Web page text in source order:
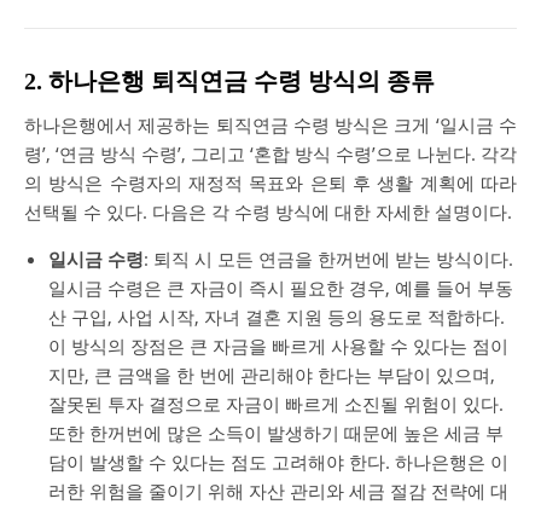
2. 하나은행 퇴직연금 수령 방식의 종류
하나은행에서 제공하는 퇴직연금 수령 방식은 크게 ‘일시금 수
령’, ‘연금 방식 수령’, 그리고 ‘혼합 방식 수령’으로 나뉜다. 각각
의 방식은 수령자의 재정적 목표와 은퇴 후 생활 계획에 따라
선택될 수 있다. 다음은 각 수령 방식에 대한 자세한 설명이다.
일시금 수령: 퇴직 시 모든 연금을 한꺼번에 받는 방식이다.
일시금 수령은 큰 자금이 즉시 필요한 경우, 예를 들어 부동
산 구입, 사업 시작, 자녀 결혼 지원 등의 용도로 적합하다.
이 방식의 장점은 큰 자금을 빠르게 사용할 수 있다는 점이
지만, 큰 금액을 한 번에 관리해야 한다는 부담이 있으며,
잘못된 투자 결정으로 자금이 빠르게 소진될 위험이 있다.
또한 한꺼번에 많은 소득이 발생하기 때문에 높은 세금 부
담이 발생할 수 있다는 점도 고려해야 한다. 하나은행은 이
러한 위험을 줄이기 위해 자산 관리와 세금 절감 전략에 대